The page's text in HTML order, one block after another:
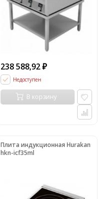
238 588,92 ₽
Недоступен
В корзину
Плита индукционная Hurakan
hkn-icf35ml